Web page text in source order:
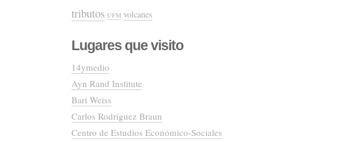
tributos UFM volcanes
Lugares que visito
14ymedio
Ayn Rand Institute
Bari Weiss
Carlos Rodríguez Braun
Centro de Estudios Económico-Sociales